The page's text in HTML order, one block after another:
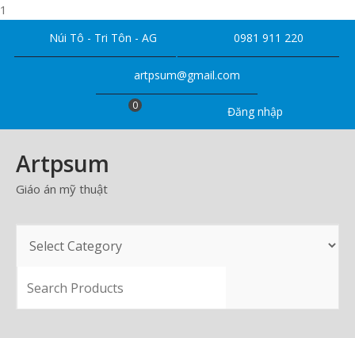
1
Núi Tô - Tri Tôn - AG 0981 911 220
artpsum@gmail.com
Đăng nhập
0
Artpsum
Giáo án mỹ thuật
SEARCH